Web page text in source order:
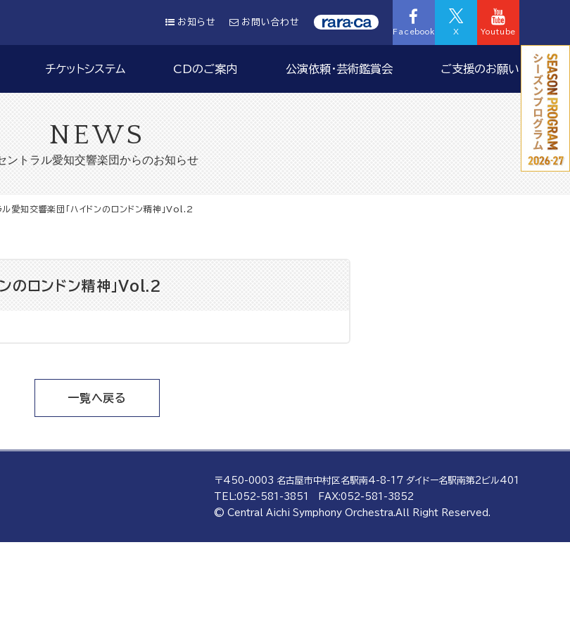
お知らせ お問い合わせ
Facebook X Youtube
チケットシステム CDのご案内 公演依頼・芸術鑑賞会 ご支援のお願い
NEWS
ントラル愛知交響楽団からのお知らせ
ル愛知交響楽団「ハイドンのロンドン精神」Vol.2
のロンドン精神」Vol.2
一覧へ戻る
〒450-0003 名古屋市中村区名駅南4-8-17 ダイドー名駅南第2ビル401
TEL:052-581-3851
FAX:052-581-3852
© Central Aichi Symphony Orchestra.All Right Reserved.